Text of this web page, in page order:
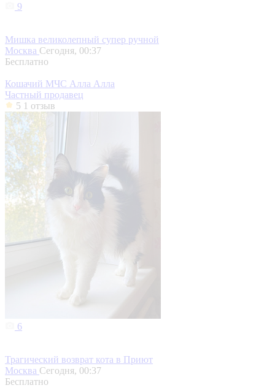
9
Мишка великолепный супер ручной
Москва Сегодня, 00:37
Бесплатно
Кошачий МЧС Алла Алла
Частный продавец
5 1 отзыв
6
Трагический возврат кота в Приют
Москва Сегодня, 00:37
Бесплатно